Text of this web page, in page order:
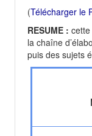
(Télécharger le
RESUME :
la chaîne
puis des sujets